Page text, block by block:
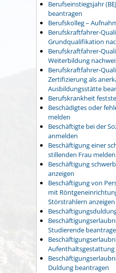
Berufseinstiegsjahr
beantragen
Berufskolleg –
Berufskraftfahrer-
Grundqualifikation
Berufskraftfahrer-
Weiterbildung
Berufskraftfahrer-
Zertifizierung als
Ausbildungsstätte
Berufskrankheit
Beschädigtes oder
melden
Beschäftigte bei der
anmelden
Beschäftigung einer
stillenden Frau melden
Beschäftigung
anzeigen
Beschäftigung von
mit
Störstrahlern anzeigen
Studierende
Aufenthaltsgestattung
Duldung beantragen